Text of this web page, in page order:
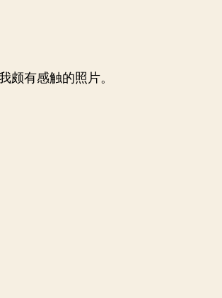
颇有感触的照片。